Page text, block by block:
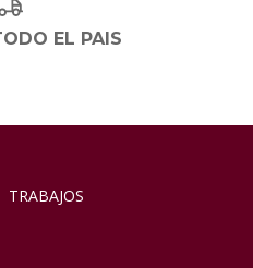
EL PAIS
TRABAJOS